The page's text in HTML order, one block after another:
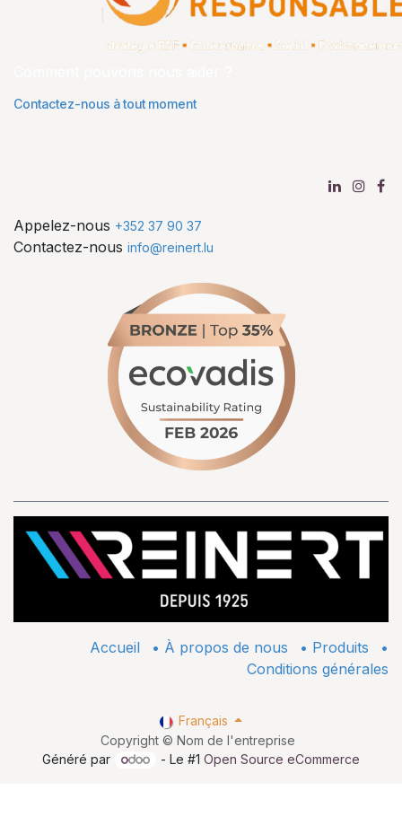
Contactez-nous à tout moment
Appelez-nous +352 37 90 37
Contactez-nous info@reinert.lu
Accueil • À propos de nous • ​Produits
•
Conditions générales
Copyright © Nom de l'entreprise
Français
Généré par - Le #1Open Source eCommerce